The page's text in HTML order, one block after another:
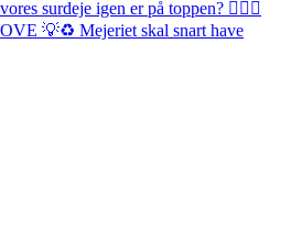
💡♻️ Mejeriet skal snart have